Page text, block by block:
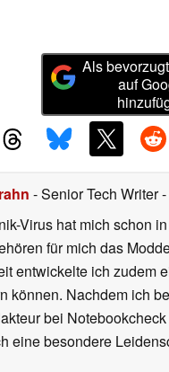
Als
auf
- Senior Tech Writer
Virus hat mich schon
für mich das
entwickelte ich zudem
können. Nachdem ich
bei
eine besondere